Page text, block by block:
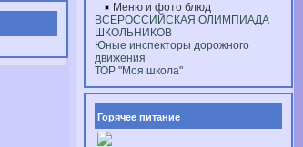
Меню и фото блюд
ВСЕРОССИЙСКАЯ ОЛИМПИАДА
ШКОЛЬНИКОВ
Юные инспекторы дорожного
движения
ТОР "Моя школа"
Горячее питание